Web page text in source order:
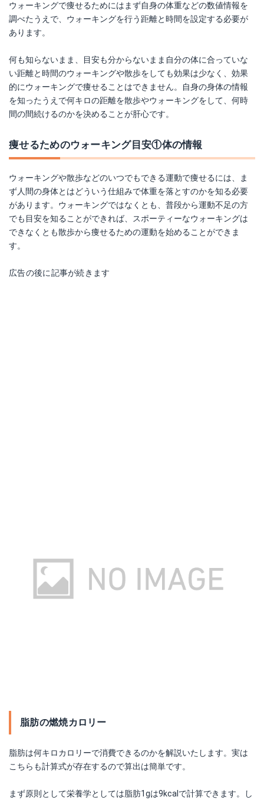
ウォーキングで痩せるためにはまず自身の体重などの数値情報を
調べたうえで、ウォーキングを行う距離と時間を設定する必要が
あります。
何も知らないまま、目安も分からないまま自分の体に合っていな
い距離と時間のウォーキングや散歩をしても効果は少なく、効果
的にウォーキングで痩せることはできません。自身の身体の情報
を知ったうえで何キロの距離を散歩やウォーキングをして、何時
間の間続けるのかを決めることが肝心です。
痩せるためのウォーキング目安①体の情報
ウォーキングや散歩などのいつでもできる運動で痩せるには、ま
ず人間の身体とはどういう仕組みで体重を落とすのかを知る必要
があります。ウォーキングではなくとも、普段から運動不足の方
でも目安を知ることができれば、スポーティーなウォーキングは
できなくとも散歩から痩せるための運動を始めることができま
す。
広告の後に記事が続きます
脂肪の燃焼カロリー
脂肪は何キロカロリーで消費できるのかを解説いたします。実は
こちらも計算式が存在するので算出は簡単です。
まず原則として栄養学としては脂肪1gは9kcalで計算できます。し